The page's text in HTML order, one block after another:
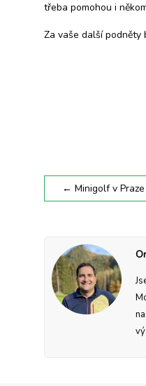
třeba pomohou i
Za vaše další podněty
← Minigolf v Praze